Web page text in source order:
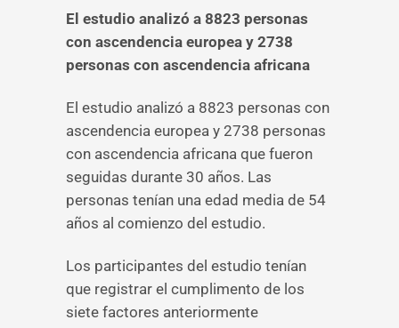
El estudio analizó a 8823 personas
con ascendencia europea y 2738
personas con ascendencia africana
El estudio analizó a 8823 personas con
ascendencia europea y 2738 personas
con ascendencia africana que fueron
seguidas durante 30 años. Las
personas tenían una edad media de 54
años al comienzo del estudio.
Los participantes del estudio tenían
que registrar el cumplimento de los
siete factores anteriormente